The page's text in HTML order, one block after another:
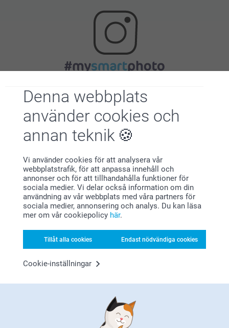
Denna webbplats
använder cookies och
annan teknik
Vi använder cookies för att analysera vår
webbplatstrafik, för att anpassa innehåll och
annonser och för att tillhandahålla funktioner för
sociala medier. Vi delar också information om din
användning av vår webbplats med våra partners för
sociala medier, annonsering och analys. Du kan läsa
mer om vår cookiepolicy här.
Tillåt alla cookies Endast nödvändiga cookies
Cookie-inställningar
Förstklassig kundservice
Registrera dig till vårt nyhetsbrev
Ange din e-postadress här